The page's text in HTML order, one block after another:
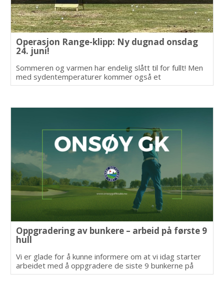
Operasjon Range-klipp: Ny dugnad onsdag
24. juni!
Sommeren og varmen har endelig slått til for fullt! Men
med sydentemperaturer kommer også et
luksusproblem: Gresset gror så fort at vi nesten kan
Oppgradering av bunkere – arbeid på første 9
hull
Vi er glade for å kunne informere om at vi idag starter
arbeidet med å oppgradere de siste 9 bunkerne på
banen. (første 9 hullene).